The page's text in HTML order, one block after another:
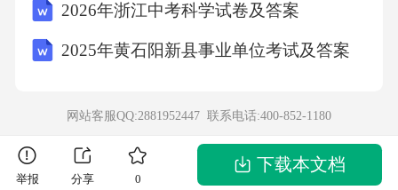
2026年浙江中考科学试卷及答案
2025年黄石阳新县事业单位考试及答案
网站客服QQ:2881952447 联系电话:400-852-1180
举报 分享 0
下载本文档